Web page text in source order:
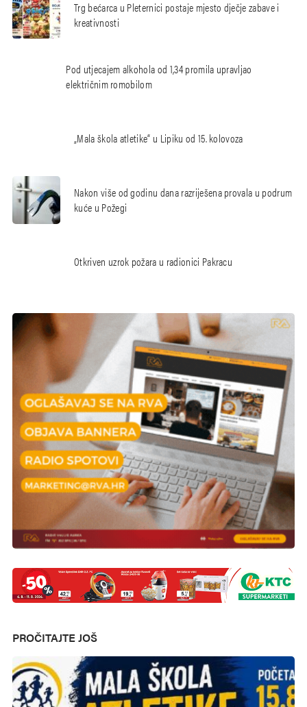
Trg bećarca u Pleternici postaje mjesto dječje zabave i
kreativnosti
Pod utjecajem alkohola od 1,34 promila upravljao
električnim romobilom
„Mala škola atletike“ u Lipiku od 15. kolovoza
Nakon više od godinu dana razriješena provala u podrum
kuće u Požegi
Otkriven uzrok požara u radionici Pakracu
PROČITAJTE JOŠ